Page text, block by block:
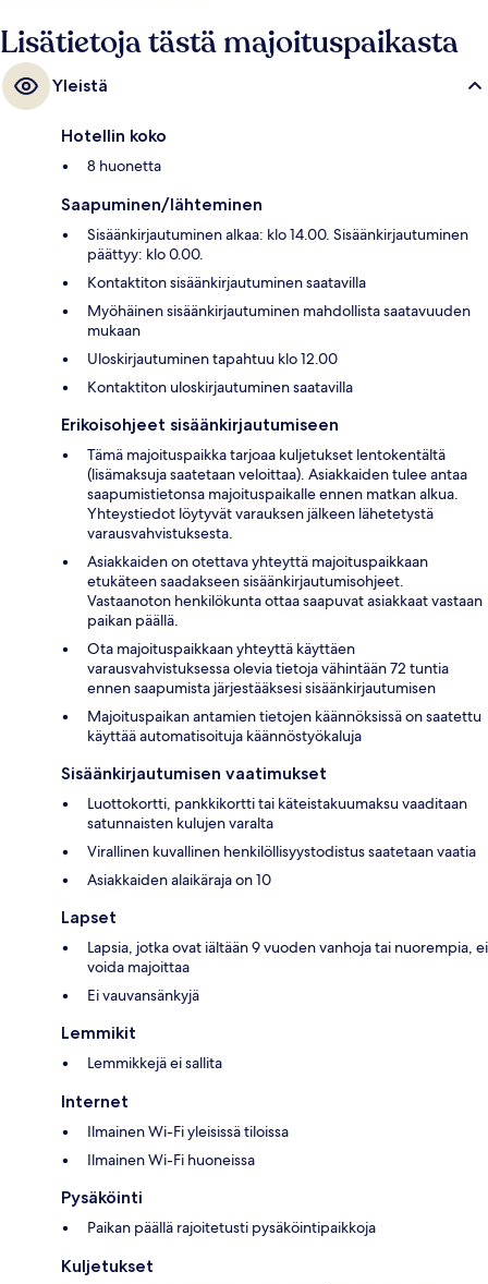
Lisätietoja tästä majoituspaikasta
Yleistä
Hotellin koko
8 huonetta
Saapuminen/lähteminen
Sisäänkirjautuminen alkaa: klo 14.00. Sisäänkirjautuminen
päättyy: klo 0.00.
Kontaktiton sisäänkirjautuminen saatavilla
Myöhäinen sisäänkirjautuminen mahdollista saatavuuden
mukaan
Uloskirjautuminen tapahtuu klo 12.00
Kontaktiton uloskirjautuminen saatavilla
Erikoisohjeet sisäänkirjautumiseen
Tämä majoituspaikka tarjoaa kuljetukset lentokentältä
(lisämaksuja saatetaan veloittaa). Asiakkaiden tulee antaa
saapumistietonsa majoituspaikalle ennen matkan alkua.
Yhteystiedot löytyvät varauksen jälkeen lähetetystä
varausvahvistuksesta.
Asiakkaiden on otettava yhteyttä majoituspaikkaan
etukäteen saadakseen sisäänkirjautumisohjeet.
Vastaanoton henkilökunta ottaa saapuvat asiakkaat vastaan
paikan päällä.
Ota majoituspaikkaan yhteyttä käyttäen
varausvahvistuksessa olevia tietoja vähintään 72 tuntia
ennen saapumista järjestääksesi sisäänkirjautumisen
Majoituspaikan antamien tietojen käännöksissä on saatettu
käyttää automatisoituja käännöstyökaluja
Sisäänkirjautumisen vaatimukset
Luottokortti, pankkikortti tai käteistakuumaksu vaaditaan
satunnaisten kulujen varalta
Virallinen kuvallinen henkilöllisyystodistus saatetaan vaatia
Asiakkaiden alaikäraja on 10
Lapset
Lapsia, jotka ovat iältään 9 vuoden vanhoja tai nuorempia, ei
voida majoittaa
Ei vauvansänkyjä
Lemmikit
Lemmikkejä ei sallita
Internet
Ilmainen Wi-Fi yleisissä tiloissa
Ilmainen Wi-Fi huoneissa
Pysäköinti
Paikan päällä rajoitetusti pysäköintipaikkoja
Kuljetukset